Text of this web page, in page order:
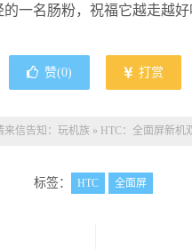
一名肠粉，祝福它越走越好
赞(0) 打赏
信告知： 玩机族 » HTC：全面屏新机
标签： HTC 全面屏